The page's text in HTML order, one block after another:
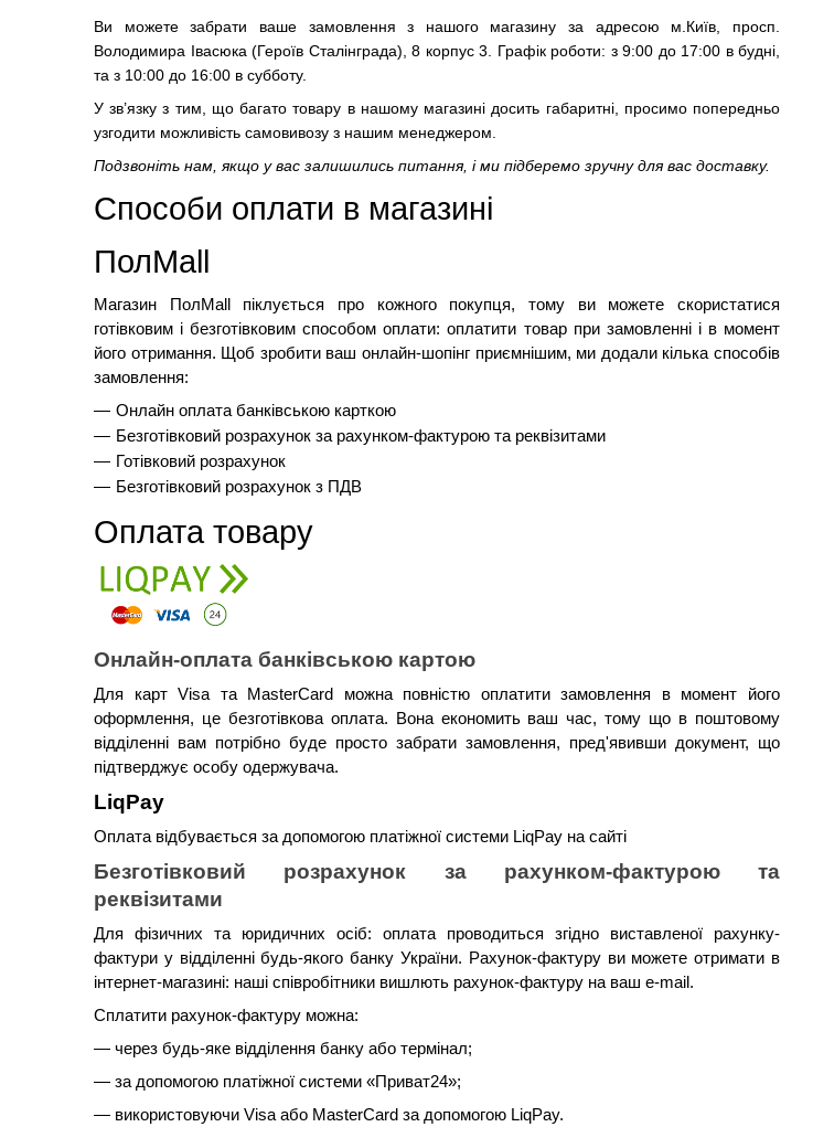
Ви можете забрати ваше замовлення з нашого магазину за адресою м.Київ, просп.
Володимира Івасюка (Героїв Сталінграда), 8 корпус 3. Графік роботи: з 9:00 до 17:00 в будні,
та з 10:00 до 16:00 в субботу.
У зв’язку з тим, що багато товару в нашому магазині досить габаритні, просимо попередньо
узгодити можливість самовивозу з нашим менеджером.
Подзвоніть нам, якщо у вас залишились питання, і ми підберемо зручну для вас доставку.
Способи оплати в магазині
ПолMall
Магазин ПолMall
піклується про кожного покупця, тому ви можете скористатися
готівковим і безготівковим способом оплати: оплатити товар при замовленні і в момент
його отримання. Щоб зробити ваш онлайн-шопінг приємнішим, ми додали кілька способів
замовлення:
Онлайн оплата банківською карткою
Безготівковий розрахунок за рахунком-фактурою та реквізитами
Готівковий розрахунок
Безготівковий розрахунок з ПДВ
Оплата товару
Онлайн-оплата банківською картою
Для карт Visa та MasterCard можна повністю оплатити замовлення в момент його
оформлення, це безготівкова оплата. Вона економить ваш час, тому що в поштовому
відділенні вам потрібно буде просто забрати замовлення, пред'явивши документ, що
підтверджує особу одержувача.
LiqPay
Оплата відбувається за допомогою платіжної системи LiqPay на сайті
Безготівковий розрахунок за рахунком-фактурою та
реквізитами
Для фізичних та юридичних осіб: оплата проводиться згідно виставленої рахунку-
фактури у відділенні будь-якого банку України. Рахунок-фактуру ви можете отримати в
інтернет-магазині: наші співробітники вишлють рахунок-фактуру на ваш e-mail.
Сплатити рахунок-фактуру можна:
— через будь-яке відділення банку або термінал;
— за допомогою платіжної системи «Приват24»;
— використовуючи Visa або MasterCard за допомогою LiqPay.